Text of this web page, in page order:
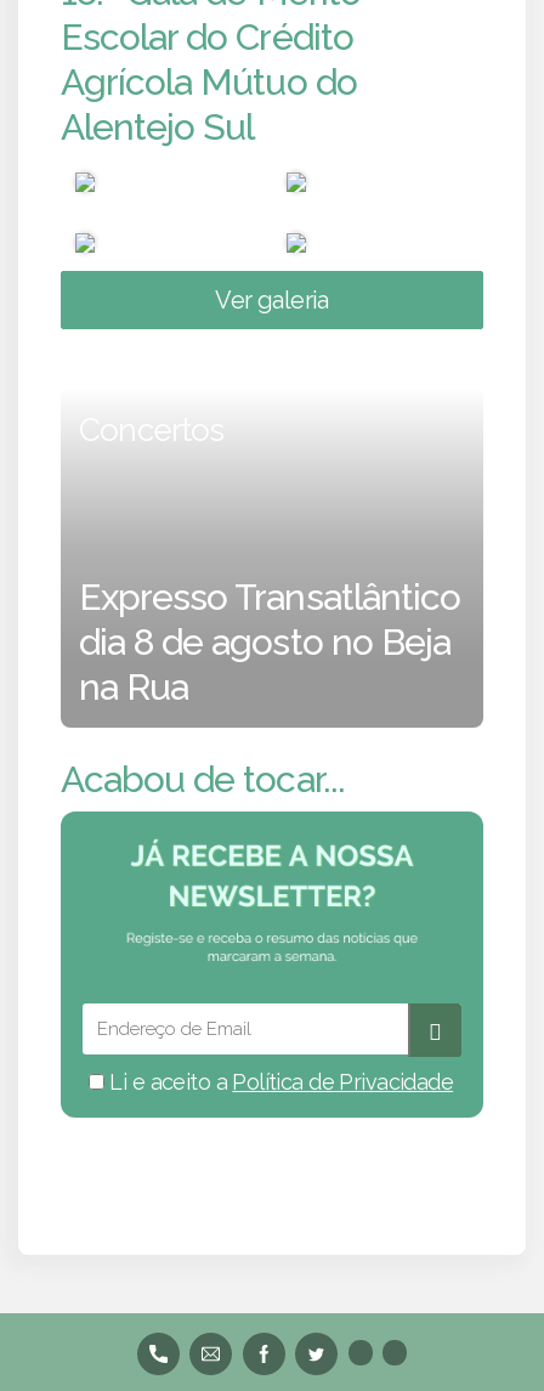
Escolar do Crédito
Agrícola Mútuo do
Alentejo Sul
Ver galeria
Concertos
Expresso Transatlântico
dia 8 de agosto no Beja
na Rua
Acabou de tocar...
Li e aceito a Política de Privacidade